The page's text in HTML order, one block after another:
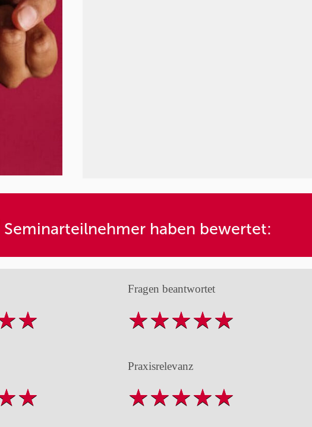
Seminarteilnehmer haben bewertet:
Fragen beantwortet
Praxisrelevanz